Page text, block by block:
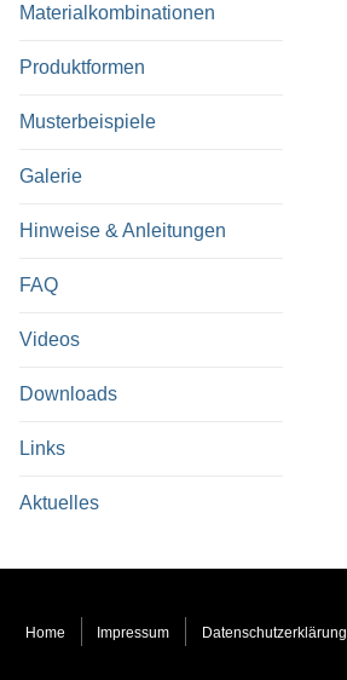
Materialkombinationen
Produktformen
Musterbeispiele
Galerie
Hinweise & Anleitungen
FAQ
Videos
Downloads
Links
Aktuelles
Home Impressum Datenschutzerklärung